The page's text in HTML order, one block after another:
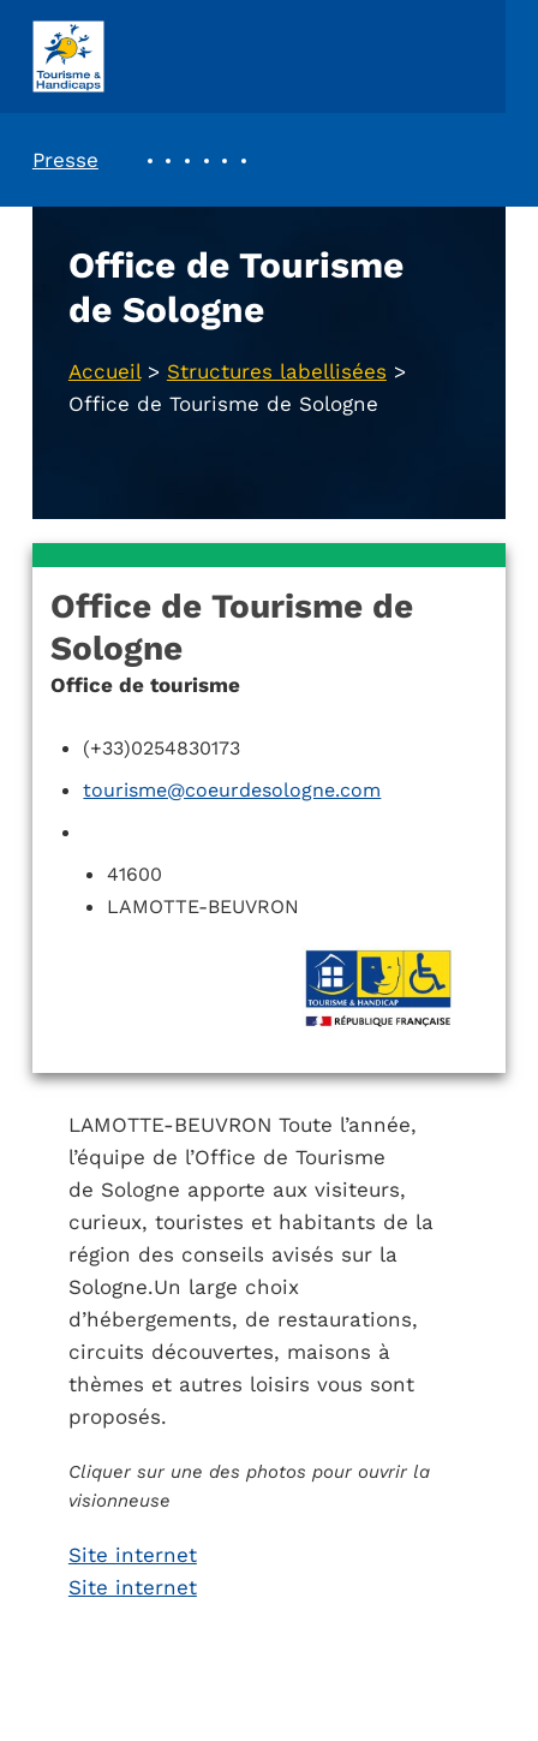
ASSOCIATION TOURISME ET HANDICAPS
Presse
Office de Tourisme
de Sologne
Accueil> Structures labellisées >
Office de Tourisme de Sologne
Office de Tourisme de
Sologne
Office de tourisme
(+33)0254830173
tourisme@coeurdesologne.com
41600
LAMOTTE-BEUVRON
LAMOTTE-BEUVRON Toute l’année,
l’équipe de l’Office de Tourisme
de Sologne apporte aux visiteurs,
curieux, touristes et habitants de la
région des conseils avisés sur la
Sologne.Un large choix
d’hébergements, de restaurations,
circuits découvertes, maisons à
thèmes et autres loisirs vous sont
proposés.
Cliquer sur une des photos pour ouvrir la
visionneuse
Site internet
Site internet